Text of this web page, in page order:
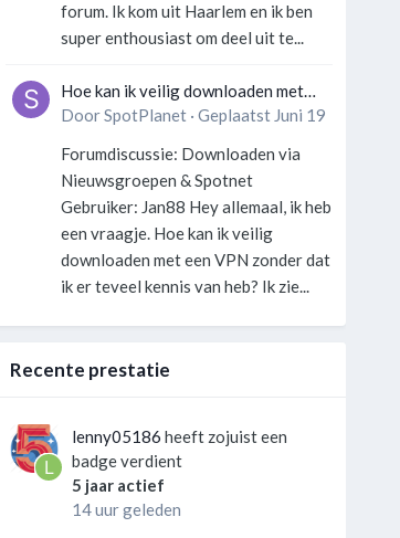
forum. Ik kom uit Haarlem en ik ben
super enthousiast om deel uit te...
Hoe kan ik veilig downloaden met
een VPN zonder technische kennis?
DoorSpotPlanet· Geplaatst Juni 19
Forumdiscussie: Downloaden via
Nieuwsgroepen & Spotnet
Gebruiker: Jan88 Hey allemaal, ik heb
een vraagje. Hoe kan ik veilig
downloaden met een VPN zonder dat
ik er teveel kennis van heb? Ik zie...
Recente prestatie
lenny05186 heeft zojuist een
badge verdient
5 jaar actief
14 uur geleden